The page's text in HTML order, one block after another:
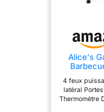
Alice's
brûleurs
latéral
4 feux
latéral
Thermomètre